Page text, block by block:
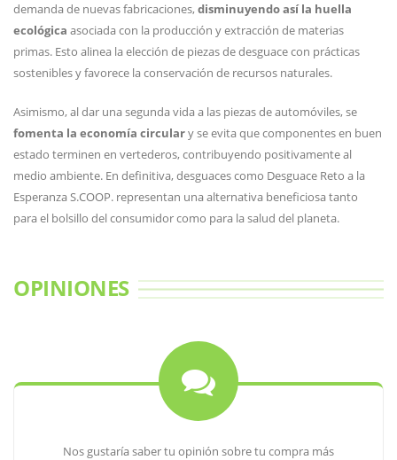
demanda de nuevas fabricaciones,disminuyendo así la huella
ecológica asociada con la producción y extracción de materias
primas. Esto alinea la elección de piezas de desguace con prácticas
sostenibles y favorece la conservación de recursos naturales.
Asimismo, al dar una segunda vida a las piezas de automóviles, se
fomenta la economía circulary se evita que componentes en buen
estado terminen en vertederos, contribuyendo positivamente al
medio ambiente. En definitiva, desguaces como Desguace Reto a la
Esperanza S.COOP. representan una alternativa beneficiosa tanto
para el bolsillo del consumidor como para la salud del planeta.
OPINIONES
Nos gustaría saber tu opinión sobre tu compra más